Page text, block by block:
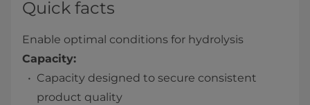
Quick facts
Enable optimal conditions for hydrolysis
Capacity:
Capacity designed to secure consistent
product quality